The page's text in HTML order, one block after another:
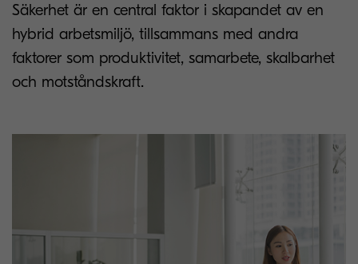
Säkerhet är en central faktor i skapandet av en
hybrid arbetsmiljö, tillsammans med andra
faktorer som produktivitet, samarbete, skalbarhet
och motståndskraft.